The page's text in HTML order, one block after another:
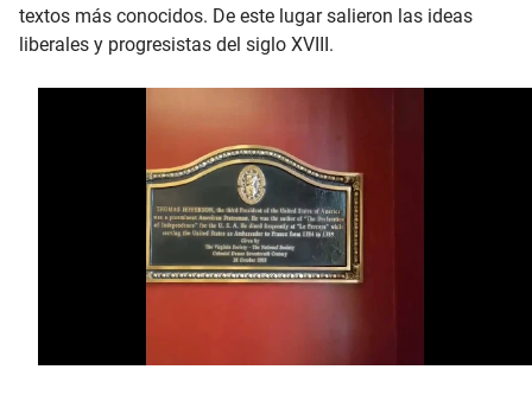
textos más conocidos. De este lugar salieron las ideas
liberales y progresistas del siglo XVIII.